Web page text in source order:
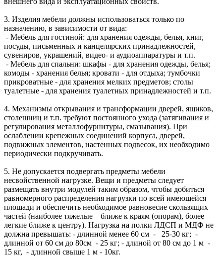
3. Изделия мебели должны использоваться только по
назначению, в зависимости от вида:
- Мебель для гостиной: для хранения одежды, белья, книг,
посуды, письменных и канцелярских принадлежностей,
сувениров, украшений, видео- и аудиоаппаратуры и т.п.
- Мебель для спальни: шкафы - для хранения одежды, белья;
комоды - хранения белья; кровати - для отдыха; тумбочки
прикроватные - для хранения мелких предметов; столы
туалетные - для хранения туалетных принадлежностей и т.п.
4. Механизмы открывания и трансформации дверей, ящиков,
столешниц и т.п. требуют постоянного ухода (затягивания и
регулирования металлофурнитуры, смазывания). При
ослаблении крепежных соединений корпуса, дверей,
подвижных элементов, настенных подвесок, их необходимо
периодически подкручивать.
5. Не допускается подвергать предметы мебели
несвойственной нагрузке. Вещи и предметы следует
размещать внутри модулей таким образом, чтобы добиться
равномерного распределения нагрузки по всей имеющейся
площади и обеспечить необходимое равновесие скользящих
частей (наиболее тяжелые – ближе к краям (опорам), более
легкие ближе к центру). Нагрузка на полки ЛДСП и МДФ не
должна превышать: - длинной менее 60 см - 25-30 кг; -
длинной от 60 см до 80см - 25 кг; - длиной от 80 см до 1 м -
15 кг, - длинной свыше 1 м - 10кг.